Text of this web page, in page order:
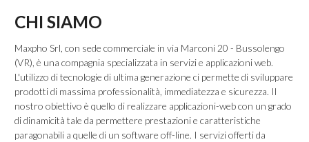
CHI SIAMO
Maxpho Srl, con sede commerciale in via Marconi 20 - Bussolengo
(VR), è una compagnia specializzata in servizi e applicazioni web.
L'utilizzo di tecnologie di ultima generazione ci permette di sviluppare
prodotti di massima professionalità, immediatezza e sicurezza. Il
nostro obiettivo è quello di realizzare applicazioni-web con un grado
di dinamicità tale da permettere prestazioni e caratteristiche
paragonabili a quelle di un software off-line. I servizi offerti da